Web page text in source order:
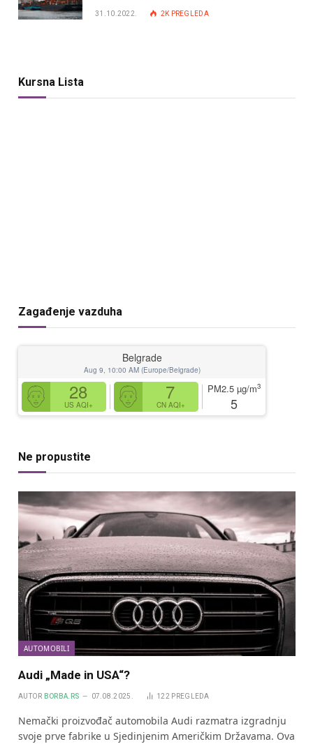
31.10.2022. 2K PREGLEDA
Kursna Lista
Zagađenje vazduha
Belgrade
Aug 9, 10:00 AM (Europe/Belgrade)
28
US AQI+
7
CN AQI+
PM2.5 µg/m3
5
Ne propustite
AUTOMOBILI
Audi „Made in USA“?
AUTOR BORBA.RS 07.08.2025. 122 PREGLEDA
Nemački proizvođač automobila Audi razmatra izgradnju
svoje prve fabrike u Sjedinjenim Američkim Državama. Ova